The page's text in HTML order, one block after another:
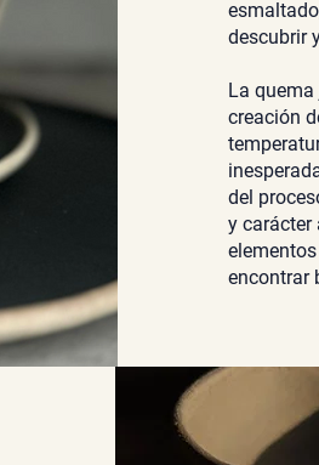
descubrir
La
creación
del
y carácter
encontrar